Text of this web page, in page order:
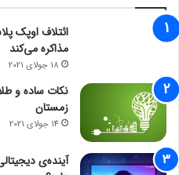
ائتلاف اوپک
مذاکره می‌کند
18 جولای 2021
نکات ساده و
زمستان
14 جولای 2021
آینده‌ی